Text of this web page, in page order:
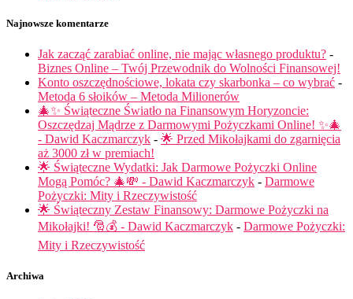
Najnowsze komentarze
Jak zacząć zarabiać online, nie mając własnego produktu? -
Biznes Online – Twój Przewodnik do Wolności Finansowej!
Konto oszczędnościowe, lokata czy skarbonka – co wybrać -
Metoda 6 słoików – Metoda Milionerów
🎄✨ Świąteczne Światło na Finansowym Horyzoncie:
Oszczędzaj Mądrze z Darmowymi Pożyczkami Online! ✨🎄
- Dawid Kaczmarczyk - 🌟 Przed Mikołajkami do zgarnięcia
aż 3000 zł w premiach!
🌟 Świąteczne Wydatki: Jak Darmowe Pożyczki Online
Mogą Pomóc? 🎄💸 - Dawid Kaczmarczyk - Darmowe
Pożyczki: Mity i Rzeczywistość
🌟 Świąteczny Zestaw Finansowy: Darmowe Pożyczki na
Mikołajki! 🎅💰 - Dawid Kaczmarczyk - Darmowe Pożyczki:
Mity i Rzeczywistość
Archiwa